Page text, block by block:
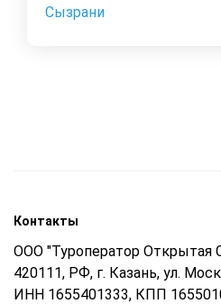
Сызрани
Контакты
ООО "Туроператор Открытая
420111, РФ, г. Казань, ул.
ИНН 1655401333, КПП